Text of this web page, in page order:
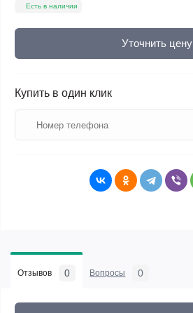
Есть в наличии
Уточнить цену
Купить в один клик
Отзывов 0 Вопросы 0